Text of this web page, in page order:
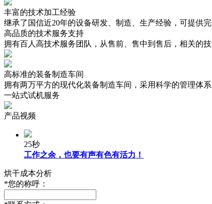
丰富的技术加工经验
继承了国信近20年的设备研发、制造、生产经验，可提供
高品质的技术服务支持
拥有百人高技术服务团队，从售前、售中到售后，相关的
高标准的装备制造车间
拥有两万平方的现代化装备制造车间，采用科学的管理体
一站式试机服务
产品视频
25秒
工作之余，也要有声有色有活力！
烘干成本分析
*您的称呼：